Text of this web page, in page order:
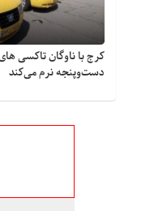
کرج با ناوگان تاکسی
دست‌وپنجه نرم می‌کند